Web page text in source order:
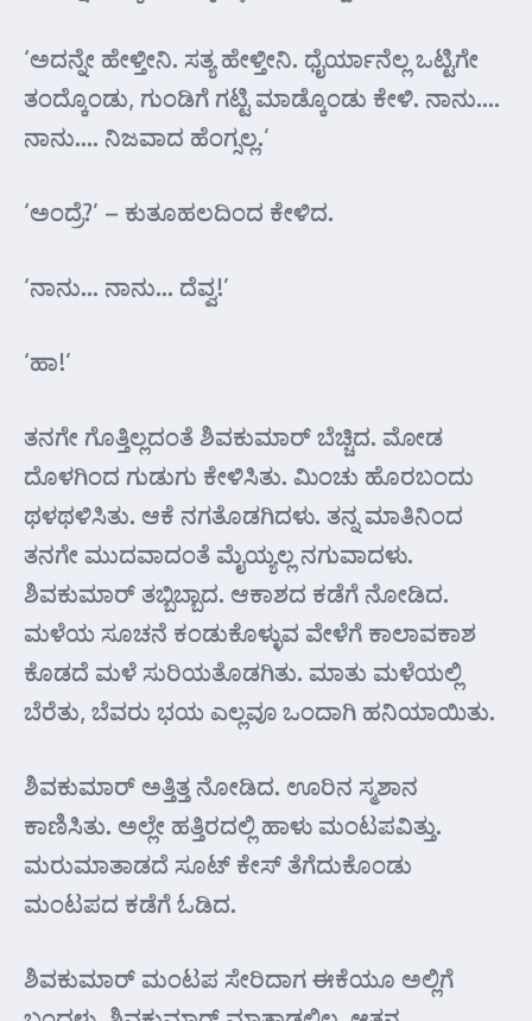
‘ಅದನ್ನೇ ಹೇಳ್ತೀನಿ. ಸತ್ಯ ಹೇಳ್ತೀನಿ. ಧೈರ್ಯಾನೆಲ್ಲ ಒಟ್ಟಿಗೇ
ತಂದ್ಕೊಂಡು, ಗುಂಡಿಗೆ ಗಟ್ಟಿ ಮಾಡ್ಕೊಂಡು ಕೇಳಿ. ನಾನು….
ನಾನು…. ನಿಜವಾದ ಹೆಂಗ್ಸಲ್ಲ.’
‘ಅಂದ್ರೆ?’ – ಕುತೂಹಲದಿಂದ ಕೇಳಿದ.
‘ನಾನು… ನಾನು… ದೆವ್ವ!’
‘ಹಾ!’
ತನಗೇ ಗೊತ್ತಿಲ್ಲದಂತೆ ಶಿವಕುಮಾರ್ ಬೆಚ್ಚಿದ. ಮೋಡ
ದೊಳಗಿಂದ ಗುಡುಗು ಕೇಳಿಸಿತು. ಮಿಂಚು ಹೊರಬಂದು
ಥಳಥಳಿಸಿತು. ಆಕೆ ನಗತೊಡಗಿದಳು. ತನ್ನ ಮಾತಿನಿಂದ
ತನಗೇ ಮುದವಾದಂತೆ ಮೈಯ್ಯಲ್ಲ ನಗುವಾದಳು.
ಶಿವಕುಮಾರ್ ತಬ್ಬಿಬ್ಬಾದ. ಆಕಾಶದ ಕಡೆಗೆ ನೋಡಿದ.
ಮಳೆಯ ಸೂಚನೆ ಕಂಡುಕೊಳ್ಳುವ ವೇಳೆಗೆ ಕಾಲಾವಕಾಶ
ಕೊಡದೆ ಮಳೆ ಸುರಿಯತೊಡಗಿತು. ಮಾತು ಮಳೆಯಲ್ಲಿ
ಬೆರೆತು, ಬೆವರು ಭಯ ಎಲ್ಲವೂ ಒಂದಾಗಿ ಹನಿಯಾಯಿತು.
ಶಿವಕುಮಾರ್ ಅತ್ತಿತ್ತ ನೋಡಿದ. ಊರಿನ ಸ್ಮಶಾನ
ಕಾಣಿಸಿತು. ಅಲ್ಲೇ ಹತ್ತಿರದಲ್ಲಿ ಹಾಳು ಮಂಟಪವಿತ್ತು.
ಮರುಮಾತಾಡದೆ ಸೂಟ್ ಕೇಸ್ ತೆಗೆದುಕೊಂಡು
ಮಂಟಪದ ಕಡೆಗೆ ಓಡಿದ.
ಶಿವಕುಮಾರ್‌ ಮಂಟಪ ಸೇರಿದಾಗ ಈಕೆಯೂ ಅಲ್ಲಿಗೆ